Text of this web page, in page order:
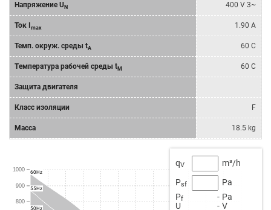
Напряжение U N 400 V 3~
Ток I max 1.90 A
Темп. окруж. среды tA 60 C
Tемпературa рабочeй среды tM 60 C
Защита двигателя
Класс изоляции F
Масса 18.5 kg
1000
900
800
50Hz
55Hz
60Hz
qV
m³/h
Psf
Pa
Pf - Pa
U
- V